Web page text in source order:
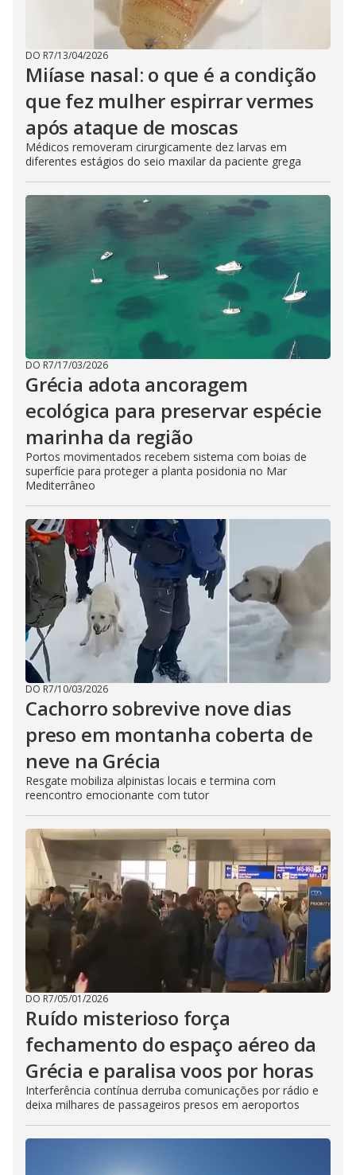
DO R7/13/04/2026
Miíase nasal: o que é a condição
que fez mulher espirrar vermes
após ataque de moscas
Médicos removeram cirurgicamente dez larvas em
diferentes estágios do seio maxilar da paciente grega
DO R7/17/03/2026
Grécia adota ancoragem
ecológica para preservar espécie
marinha da região
Portos movimentados recebem sistema com boias de
superfície para proteger a planta posidonia no Mar
Mediterrâneo
DO R7/10/03/2026
Cachorro sobrevive nove dias
preso em montanha coberta de
neve na Grécia
Resgate mobiliza alpinistas locais e termina com
reencontro emocionante com tutor
DO R7/05/01/2026
Ruído misterioso força
fechamento do espaço aéreo da
Grécia e paralisa voos por horas
Interferência contínua derruba comunicações por rádio e
deixa milhares de passageiros presos em aeroportos